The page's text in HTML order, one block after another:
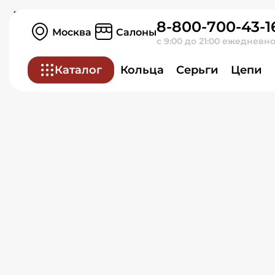
Москва Салоны8-800-700-43-
с 9:00 до 21:00
Каталог Кольца Серьги Цепи
Кольцо из красного